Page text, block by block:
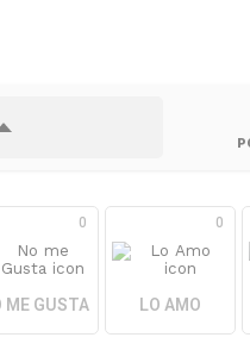
0
ME GUSTA
0
LO AMO